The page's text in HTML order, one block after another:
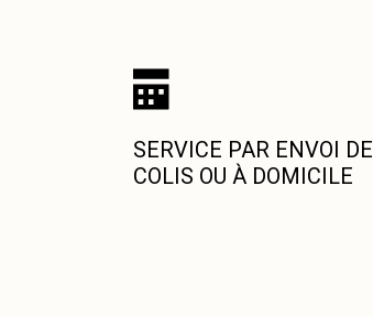
SERVICE PAR ENVOI DE
COLIS OU À DOMICILE